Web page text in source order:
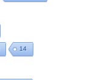
14